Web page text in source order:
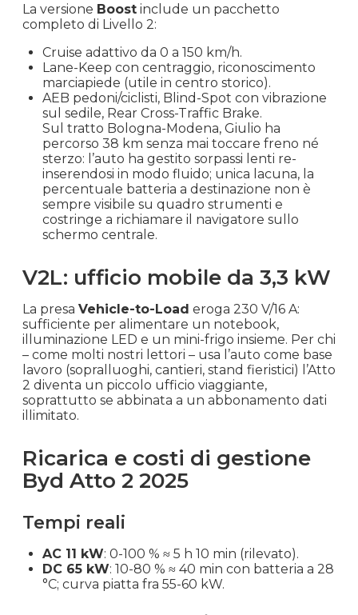
La versione Boost include un pacchetto
completo di Livello 2:
Cruise adattivo da 0 a 150 km/h.
Lane-Keep con centraggio, riconoscimento
marciapiede (utile in centro storico).
AEB pedoni/ciclisti, Blind-Spot con vibrazione
sul sedile, Rear Cross-Traffic Brake.
Sul tratto Bologna-Modena, Giulio ha
percorso 38 km senza mai toccare freno né
sterzo: l’auto ha gestito sorpassi lenti re-
inserendosi in modo fluido; unica lacuna, la
percentuale batteria a destinazione non è
sempre visibile su quadro strumenti e
costringe a richiamare il navigatore sullo
schermo centrale.
V2L: ufficio mobile da 3,3 kW
La presa Vehicle-to-Load eroga 230 V/16 A:
sufficiente per alimentare un notebook,
illuminazione LED e un mini-frigo insieme. Per chi
– come molti nostri lettori – usa l’auto come base
lavoro (sopralluoghi, cantieri, stand fieristici) l’Atto
2 diventa un piccolo ufficio viaggiante,
soprattutto se abbinata a un abbonamento dati
illimitato.
Ricarica e costi di gestione
Byd Atto 2 2025
Tempi reali
AC 11 kW: 0-100 % ≈ 5 h 10 min (rilevato).
DC 65 kW: 10-80 % ≈ 40 min con batteria a 28
°C; curva piatta fra 55-60 kW.